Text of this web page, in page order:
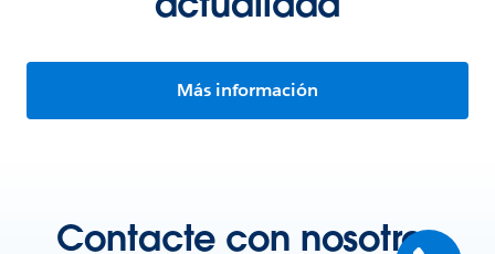
Más información
Contacte con nosotros